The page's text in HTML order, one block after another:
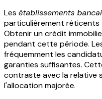
Les établissements
particulièrement
Obtenir un crédit
pendant cette période.
fréquemment les
garanties suffisantes.
contraste avec la relative
l'allocation majorée.